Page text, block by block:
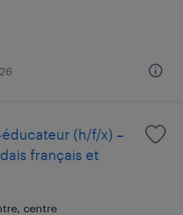
(h/f/x) –
français et
centre